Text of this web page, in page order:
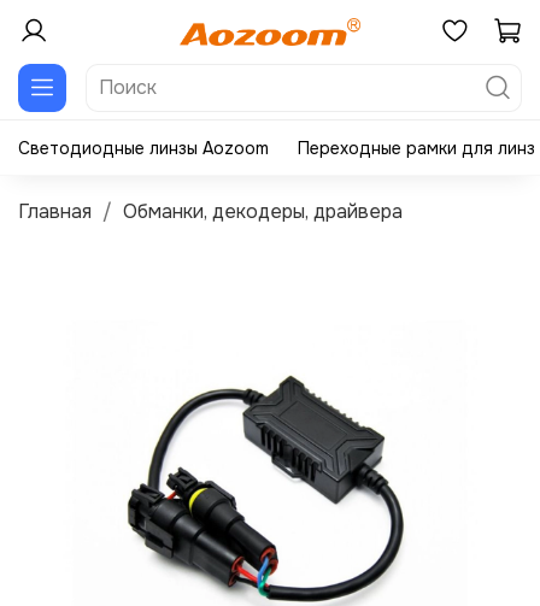
Светодиодные линзы Aozoom Переходные рамки для линз
Главная Обманки, декодеры, драйвера